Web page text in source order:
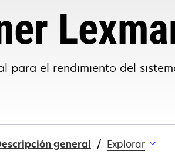
para el rendimiento del
general Explorar